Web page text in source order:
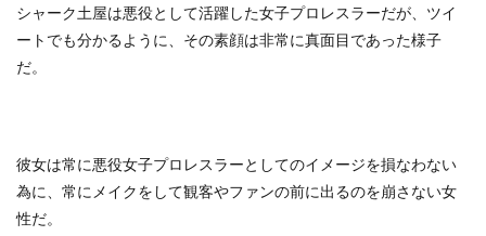
シャーク土屋は悪役として活躍した女子プロレスラーだが、ツイ
ートでも分かるように、その素顔は非常に真面目であった様子
だ。
彼女は常に悪役女子プロレスラーとしてのイメージを損なわない
為に、常にメイクをして観客やファンの前に出るのを崩さない女
性だ。